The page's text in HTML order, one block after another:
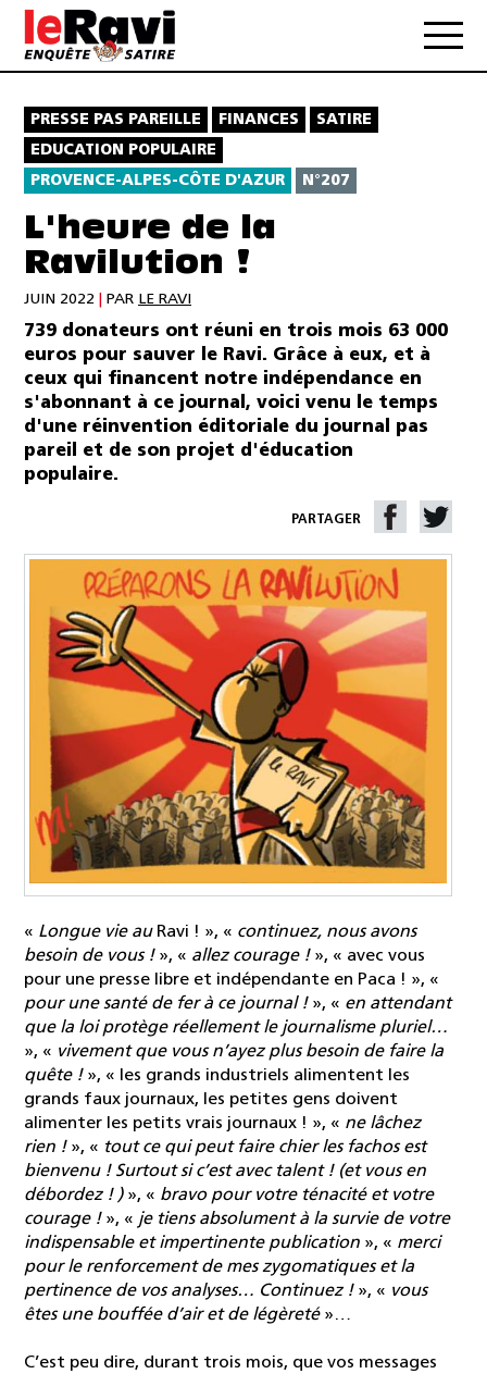
PRESSE PAS PAREILLE FINANCES
SATIRE
EDUCATION POPULAIRE
PROVENCE-ALPES-CÔTE D'AZUR
N°207
L'heure de la
Ravilution !
JUIN 2022 PAR LE RAVI
739 donateurs ont réuni en trois mois 63 000
euros pour sauver le Ravi. Grâce à eux, et à
ceux qui financent notre indépendance en
s'abonnant à ce journal, voici venu le temps
d'une réinvention éditoriale du journal pas
pareil et de son projet d'éducation
populaire.
PARTAGER
« Longue vie auRavi ! », « continuez, nous avons
besoin de vous !», « allez courage !», « avec vous
pour une presse libre et indépendante en Paca ! », «
pour une santé de fer à ce journal !», « en attendant
que la loi protège réellement le journalisme pluriel…
», « vivement que vous n’ayez plus besoin de faire la
quête !», « les grands industriels alimentent les
grands faux journaux, les petites gens doivent
alimenter les petits vrais journaux ! », « ne lâchez
rien !», « tout ce qui peut faire chier les fachos est
bienvenu ! Surtout si c’est avec talent ! (et vous en
débordez ! )», « bravo pour votre ténacité et votre
courage !», « je tiens absolument à la survie de votre
indispensable et impertinente publication », « merci
pour le renforcement de mes zygomatiques et la
pertinence de vos analyses… Continuez !», « vous
êtes une bouffée d’air et de légèreté»…
C’est peu dire, durant trois mois, que vos messages